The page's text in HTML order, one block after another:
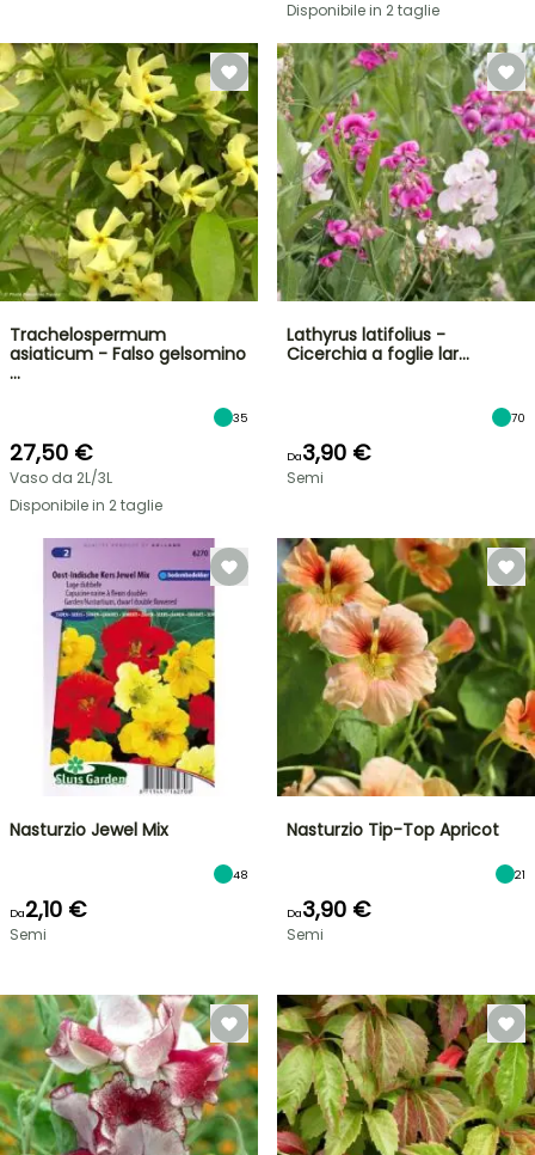
Disponibile in 2 taglie
Trachelospermum
asiaticum - Falso gelsomino
…
35
27,50 €
Vaso da 2L/3L
Disponibile in 2 taglie
Lathyrus latifolius -
Cicerchia a foglie lar…
70
Da3,90 €
Semi
Nasturzio Jewel Mix
48
Da2,10 €
Semi
Nasturzio Tip-Top Apricot
21
Da3,90 €
Semi